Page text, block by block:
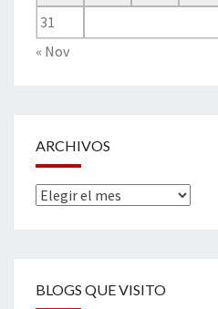
31
« Nov
ARCHIVOS
Archivos
BLOGS QUE VISITO